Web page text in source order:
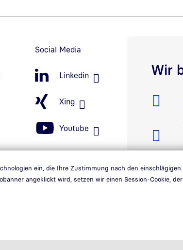
ein, die Ihre Zustimmung nach den
angeklickt wird, setzen wir einen Session-Cookie,
öffnen
Link in neuem Fenster öffnen
Social Media
Linkedin
Xing
Youtube
Wir
Hinweisgebersystem